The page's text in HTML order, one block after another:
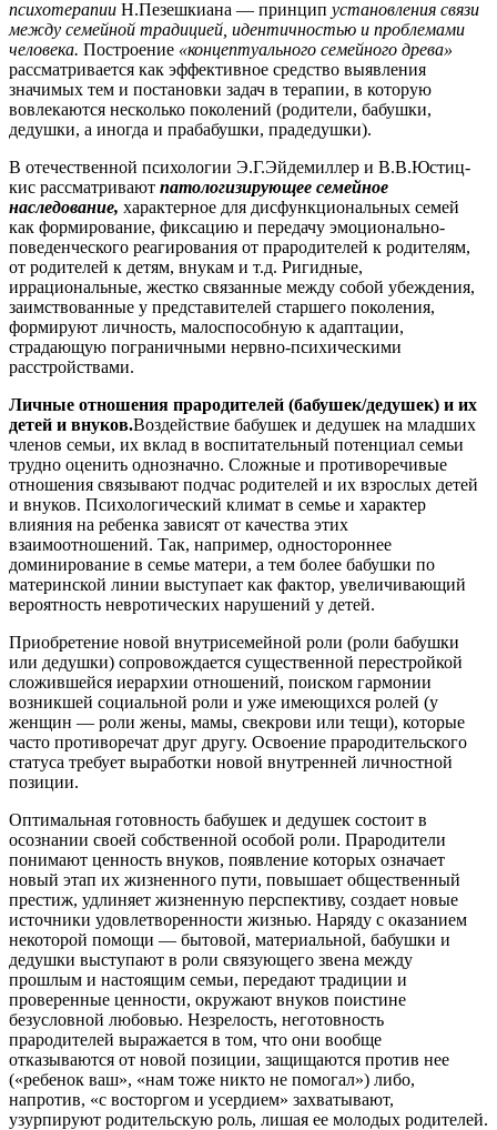
психотерапии Н.Пезешкиана — принцип установления связи
между семейной традицией, идентичностью и проблемами
человека. Построение «концептуального семейного древа»
рассматривается как эффективное средство выявления
значимых тем и постановки задач в терапии, в которую
вовлекаются несколько поколений (родители, бабушки,
дедушки, а иногда и прабабушки, прадедушки).
В отечественной психологии Э.Г.Эйдемиллер и В.В.Юстиц-
кис рассматривают патологизирующее семейное
наследование, характерное для дисфункциональных семей
как формирование, фиксацию и передачу эмоционально-
поведенческого реагирования от прародителей к родителям,
от родителей к детям, внукам и т.д. Ригидные,
иррациональные, жестко связанные между собой убеждения,
заимствованные у представителей старшего поколения,
формируют личность, малоспособную к адаптации,
страдающую пограничными нервно-психическими
расстройствами.
Личные отношения прародителей (бабушек/дедушек) и их
детей и внуков.Воздействие бабушек и дедушек на младших
членов семьи, их вклад в воспитательный потенциал семьи
трудно оценить однозначно. Сложные и противоречивые
отношения связывают подчас родителей и их взрослых детей
и внуков. Психологический климат в семье и характер
влияния на ребенка зависят от качества этих
взаимоотношений. Так, например, одностороннее
доминирование в семье матери, а тем более бабушки по
материнской линии выступает как фактор, увеличивающий
вероятность невротических нарушений у детей.
Приобретение новой внутрисемейной роли (роли бабушки
или дедушки) сопровождается существенной перестройкой
сложившейся иерархии отношений, поиском гармонии
возникшей социальной роли и уже имеющихся ролей (у
женщин — роли жены, мамы, свекрови или тещи), которые
часто противоречат друг другу. Освоение прародительского
статуса требует выработки новой внутренней личностной
позиции.
Оптимальная готовность бабушек и дедушек состоит в
осознании своей собственной особой роли. Прародители
понимают ценность внуков, появление которых означает
новый этап их жизненного пути, повышает общественный
престиж, удлиняет жизненную перспективу, создает новые
источники удовлетворенности жизнью. Наряду с оказанием
некоторой помощи — бытовой, материальной, бабушки и
дедушки выступают в роли связующего звена между
прошлым и настоящим семьи, передают традиции и
проверенные ценности, окружают внуков поистине
безусловной любовью. Незрелость, неготовность
прародителей выражается в том, что они вообще
отказываются от новой позиции, защищаются против нее
(«ребенок ваш», «нам тоже никто не помогал») либо,
напротив, «с восторгом и усердием» захватывают,
узурпируют родительскую роль, лишая ее молодых родителей.